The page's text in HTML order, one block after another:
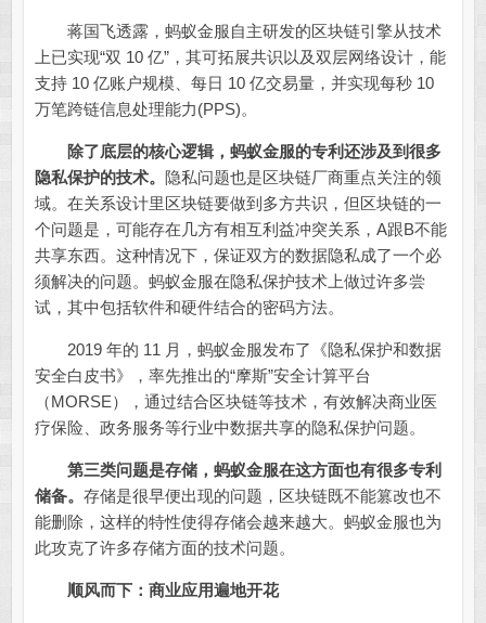
蒋国飞透露，蚂蚁金服自主研发的区块链引擎从技术
上已实现“双 10 亿”，其可拓展共识以及双层网络设计，能
支持 10 亿账户规模、每日 10 亿交易量，并实现每秒 10
万笔跨链信息处理能力(PPS)。
除了底层的核心逻辑，蚂蚁金服的专利还涉及到很多
隐私保护的技术。 隐私问题也是区块链厂商重点关注的领
域。在关系设计里区块链要做到多方共识，但区块链的一
个问题是，可能存在几方有相互利益冲突关系，A跟B不能
共享东西。这种情况下，保证双方的数据隐私成了一个必
须解决的问题。蚂蚁金服在隐私保护技术上做过许多尝
试，其中包括软件和硬件结合的密码方法。
2019 年的 11 月，蚂蚁金服发布了《隐私保护和数据
安全白皮书》，率先推出的“摩斯”安全计算平台
（MORSE），通过结合区块链等技术，有效解决商业医
疗保险、政务服务等行业中数据共享的隐私保护问题。
第三类问题是存储，蚂蚁金服在这方面也有很多专利
储备。 存储是很早便出现的问题，区块链既不能篡改也不
能删除，这样的特性使得存储会越来越大。蚂蚁金服也为
此攻克了许多存储方面的技术问题。
顺风而下：商业应用遍地开花